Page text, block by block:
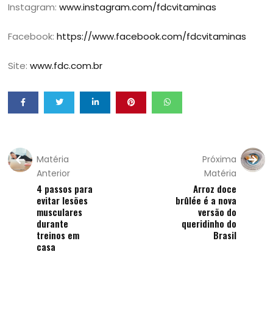
Instagram:www.instagram.com/fdcvitaminas
Facebook:https://www.facebook.com/fdcvitaminas
Site:www.fdc.com.br
Matéria
Anterior
4 passos para
evitar lesões
musculares
durante
treinos em
casa
Próxima
Matéria
Arroz doce
brûlée é a nova
versão do
queridinho do
Brasil